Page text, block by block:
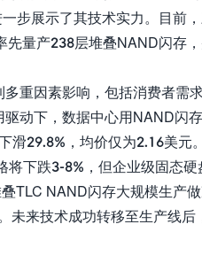
步展示了其技术实力。目前
量产238层堆叠NAND闪存
重因素影响，包括消费者需
动下，数据中心用NAND闪
29.8%，均价仅为2.16美元。
下跌3-8%，但企业级固态硬
TLC NAND闪存大规模生产
未来技术成功转移至生产线